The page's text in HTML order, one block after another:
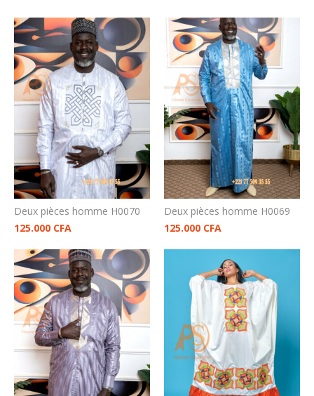
Deux pièces homme H0070
125.000 CFA
Deux pièces homme H0069
125.000 CFA